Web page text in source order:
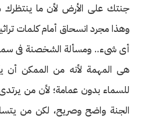
جنتك على الأرض لأن ما
وهذا مجرد انسحاق أمام كلمات
أى شىء.. ومسألة الشخصنة فى
هى المهمة لأنه من الممكن أن
للسماء بدون عمامة؛ لأن من
الجنة واضح وصريح، لكن من